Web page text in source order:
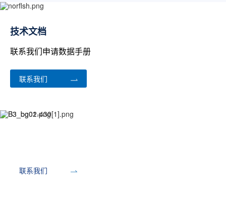
技术文档
联系我们申请数据手册
联系我们
联系我们